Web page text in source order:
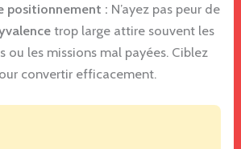
positionnement : N’ayez pas peur de
trop large attire souvent les
ou les missions mal payées. Ciblez
convertir efficacement.